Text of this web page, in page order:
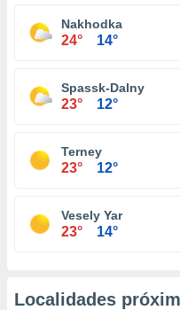
Nakhodka
24° 14°
Spassk-Dalny
23° 12°
Terney
23° 12°
Vesely Yar
23° 14°
Localidades